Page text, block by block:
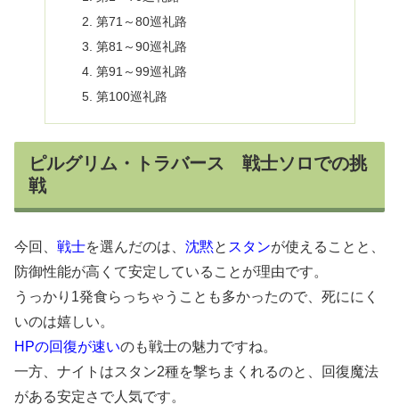
第71～80巡礼路
第81～90巡礼路
第91～99巡礼路
第100巡礼路
ピルグリム・トラバース 戦士ソロでの挑
戦
今回、 戦士を選んだのは、 沈黙と スタンが使えることと、
防御性能が高くて安定していることが理由です。
うっかり1発食らっちゃうことも多かったので、死ににく
いのは嬉しい。
HPの回復が速いのも戦士の魅力ですね。
一方、ナイトはスタン2種を撃ちまくれるのと、回復魔法
がある安定さで人気です。